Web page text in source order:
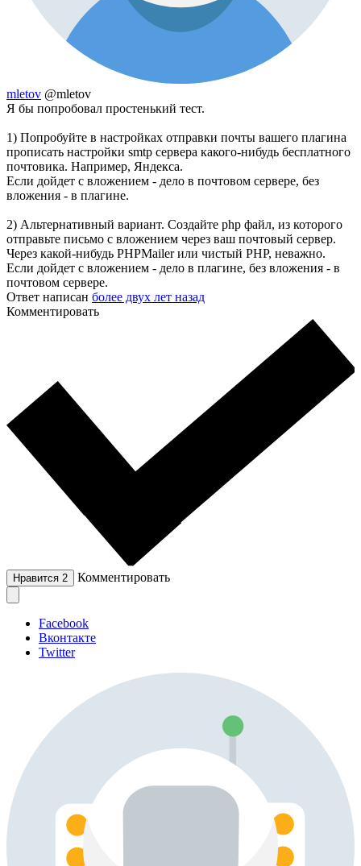
mletov @mletov
Я бы попробовал простенький тест.
1) Попробуйте в настройках отправки почты вашего плагина
прописать настройки smtp сервера какого-нибудь бесплатного
почтовика. Например, Яндекса.
Если дойдет с вложением - дело в почтовом сервере, без
вложения - в плагине.
2) Альтернативный вариант. Создайте php файл, из которого
отправьте письмо с вложением через ваш почтовый сервер.
Через какой-нибудь PHPMailer или чистый PHP, неважно.
Если дойдет с вложением - дело в плагине, без вложения - в
почтовом сервере.
Ответ написан более двух лет назад
Комментировать
Нравится 2 Комментировать
Facebook
Вконтакте
Twitter